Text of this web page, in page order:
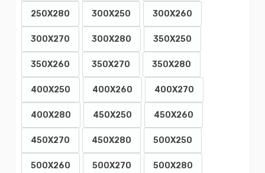
250X280 300X250 300X260
300X270 300X280 350X250
350X260 350X270 350X280
400X250 400X260 400X270
400X280 450X250 450X260
450X270 450X280 500X250
500X260 500X270 500X280